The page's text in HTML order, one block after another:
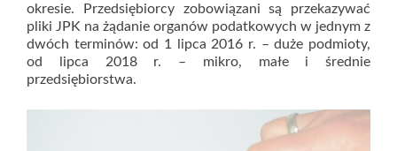
okresie. Przedsiębiorcy zobowiązani są przekazywać
pliki JPK na żądanie organów podatkowych w jednym z
dwóch terminów: od 1 lipca 2016 r. – duże podmioty,
od lipca 2018 r. – mikro, małe i średnie
przedsiębiorstwa.